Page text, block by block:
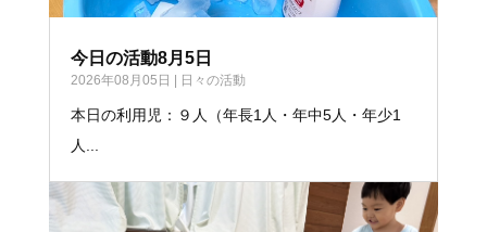
今日の活動8月5日
2026年08月05日 | 日々の活動
本日の利用児：９人（年長1人・年中5人・年少1
人...